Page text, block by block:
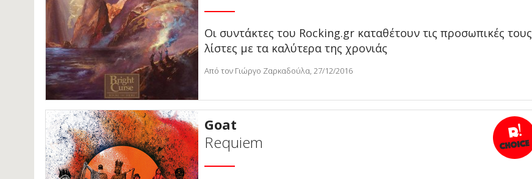
Οι συντάκτες του Rocking.gr καταθέτουν τις προσωπικές τους
λίστες με τα καλύτερα της χρονιάς
Από τον Γιώργο Ζαρκαδούλα, 27/12/2016
Goat
Requiem